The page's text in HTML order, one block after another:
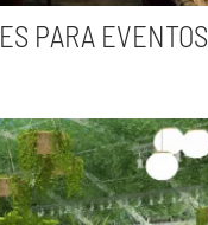
PARA EVENTOS